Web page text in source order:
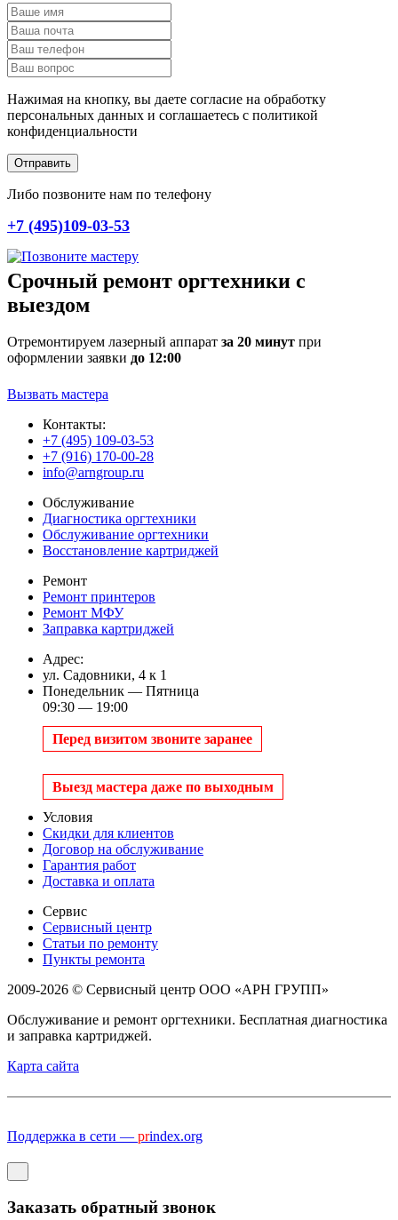
Нажимая на кнопку, вы даете согласие на обработку
персональных данных и соглашаетесь c политикой
конфиденциальности
Отправить
Либо позвоните нам по телефону
+7 (495)109-03-53
Срочный ремонт оргтехники с
выездом
Отремонтируем лазерный аппарат за 20 минут при
оформлении заявки до 12:00
Вызвать мастера
Контакты:
+7 (495) 109-03-53
+7 (916) 170-00-28
info@arngroup.ru
Обслуживание
Диагностика оргтехники
Обслуживание оргтехники
Восстановление картриджей
Ремонт
Ремонт принтеров
Ремонт МФУ
Заправка картриджей
Адрес:
ул. Садовники, 4 к 1
Понедельник — Пятница
09:30 — 19:00
Перед визитом звоните заранее
Выезд мастера даже по выходным
Условия
Скидки для клиентов
Договор на обслуживание
Гарантия работ
Доставка и оплата
Сервис
Сервисный центр
Статьи по ремонту
Пункты ремонта
2009-2026 © Сервисный центр ООО «АРН ГРУПП»
Обслуживание и ремонт оргтехники. Бесплатная диагностика
и заправка картриджей.
Карта сайта
Поддержка в сети — prindex.org
Заказать обратный звонок